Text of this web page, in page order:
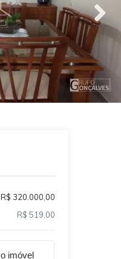
R$ 320.000,00
R$ 519,00